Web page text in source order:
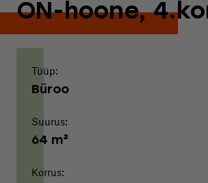
ON-hoone,
Tüüp:
Büroo
Suurus:
64 m²
Korrus: